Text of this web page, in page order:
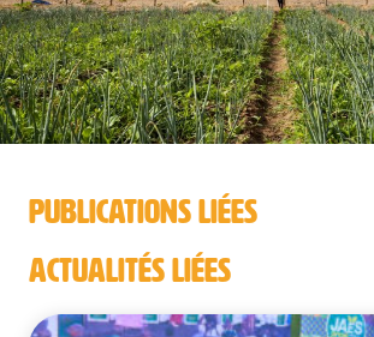
PUBLICATIONS LIÉES
ACTUALITÉS LIÉES